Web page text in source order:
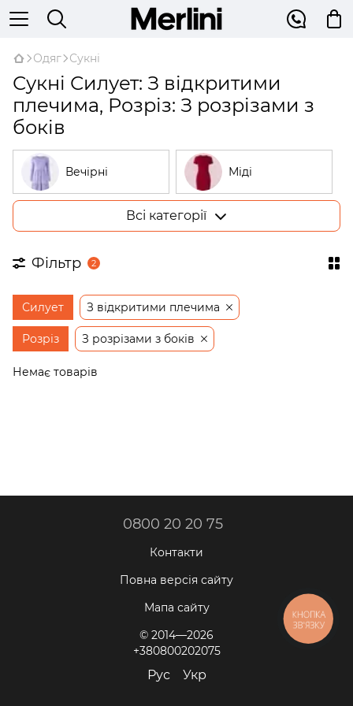
Одяг Сукні
Сукні Силует: З відкритими
плечима, Розріз: З розрізами з
боків
Вечірні Міді
Великі розміри
На запах
Бежеві Відкриті плечі
Сукні-трапеції
Всі категорії
Фільтр 2
Силует З відкритими плечима
Розріз З розрізами з боків
Немає товарів
0800 20 20 75
Контакти
Повна версія сайту
Мапа сайту
© 2014—2026
+380800202075
Рус Укр
КНОПКА
ЗВ'ЯЗКУ